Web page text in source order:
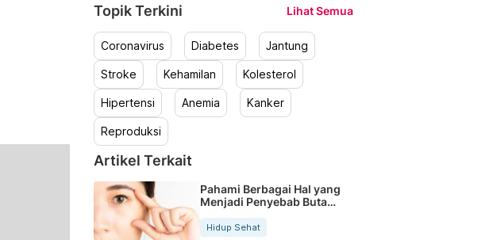
Topik Terkini Lihat Semua
Coronavirus Diabetes Jantung
Stroke Kehamilan Kolesterol
Hipertensi Anemia Kanker
Reproduksi
Artikel Terkait
Pahami Berbagai Hal yang
Menjadi Penyebab Buta
Hidup Sehat